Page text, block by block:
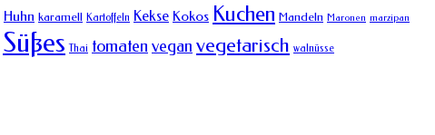
Huhn karamell Kartoffeln Kekse Kokos Kuchen Mandeln Maronen marzipan
Süßes Thai tomaten vegan vegetarisch walnüsse